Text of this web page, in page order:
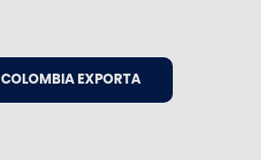
COLOMBIA EXPORTA